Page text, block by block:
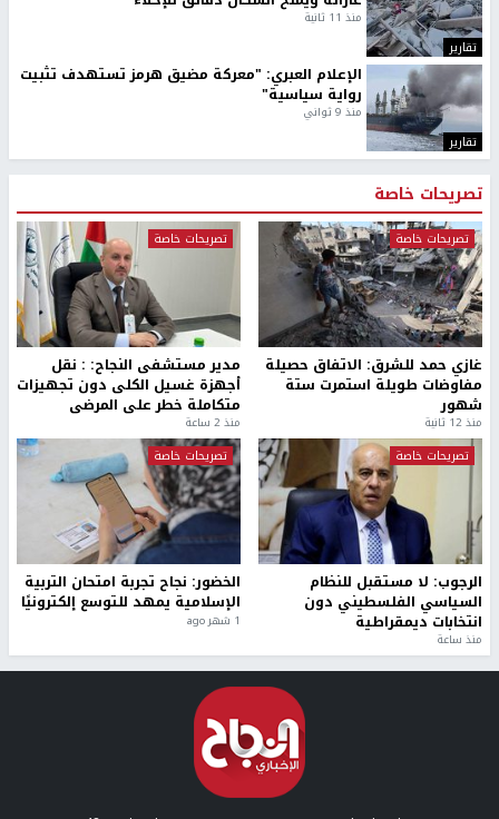
تقارير
منذ 11 ثانية
تقارير
الإعلام العبري: "معركة مضيق هرمز تستهدف تثبيت
رواية سياسية"
منذ 9 ثواني
تصريحات خاصة
تصريحات خاصة
غازي حمد للشرق: الاتفاق حصيلة
مفاوضات طويلة استمرت ستة
شهور
منذ 12 ثانية
تصريحات خاصة
مدير مستشفى النجاح: : نقل
أجهزة غسيل الكلى دون تجهيزات
متكاملة خطر على المرضى
منذ 2 ساعة
تصريحات خاصة
الرجوب: لا مستقبل للنظام
السياسي الفلسطيني دون
انتخابات ديمقراطية
منذ ساعة
تصريحات خاصة
الخضور: نجاح تجربة امتحان التربية
الإسلامية يمهد للتوسع إلكترونيًا
1 شهر ago